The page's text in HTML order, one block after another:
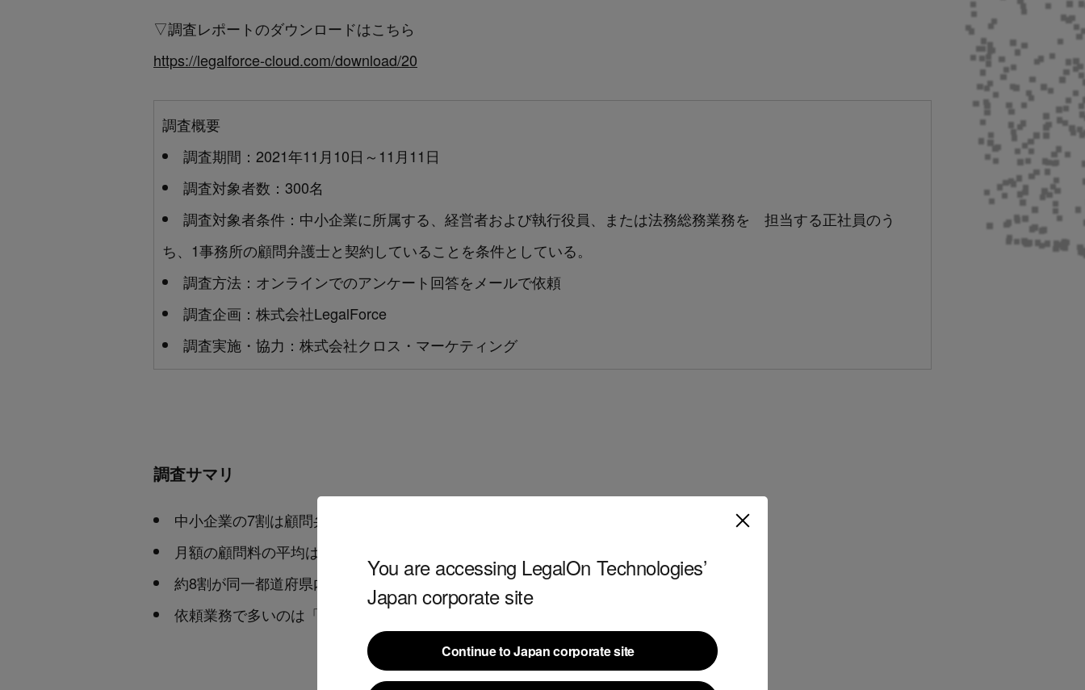
You are accessing LegalOn Technologies’
Japan corporate site
Continue to Japan corporate site
Continue to Japan corporate site
▽調査レポートのダウンロードはこちら
https://legalforce-cloud.com/download/20
調査概要
調査期間：2021年11月10日～11月11日
調査対象者数：300名
調査対象者条件：中小企業に所属する、経営者および執行役員、または法務総務業務を 担当する正社員のう
ち、1事務所の顧問弁護士と契約していることを条件としている。
調査方法：オンラインでのアンケート回答をメールで依頼
調査企画：株式会社LegalForce
調査実施・協力：株式会社クロス・マーケティング
調査サマリ
中小企業の7割は顧問弁護士と契約していない
月額の顧問料の平均は5万円
約8割が同一都道府県内の法律事務所に依頼
依頼業務で多いのは「取引先とのトラブル発生時の相談」